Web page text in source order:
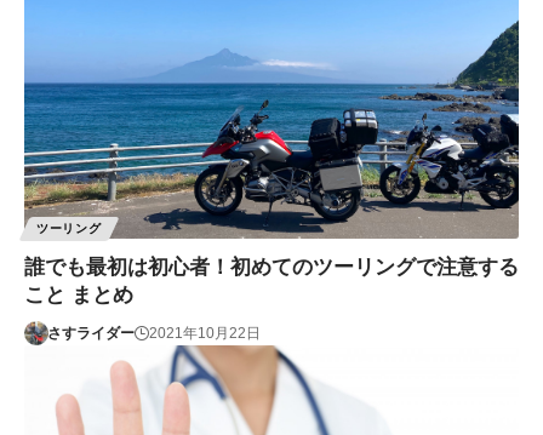
ツーリング
誰でも最初は初心者！初めてのツーリングで注意する
こと まとめ
さすライダー 2021年10月22日